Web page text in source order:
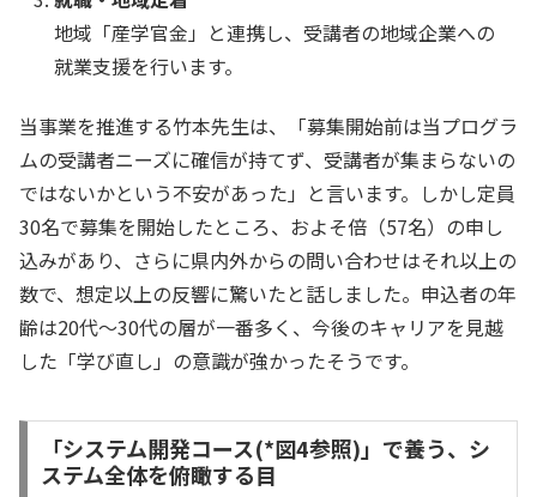
地域「産学官金」と連携し、受講者の地域企業への
就業支援を行います。
当事業を推進する竹本先生は、「募集開始前は当プログラ
ムの受講者ニーズに確信が持てず、受講者が集まらないの
ではないかという不安があった」と言います。しかし定員
30名で募集を開始したところ、およそ倍（57名）の申し
込みがあり、さらに県内外からの問い合わせはそれ以上の
数で、想定以上の反響に驚いたと話しました。申込者の年
齢は20代～30代の層が一番多く、今後のキャリアを見越
した「学び直し」の意識が強かったそうです。
「システム開発コース(*図4参照)」で養う、シ
ステム全体を俯瞰する目